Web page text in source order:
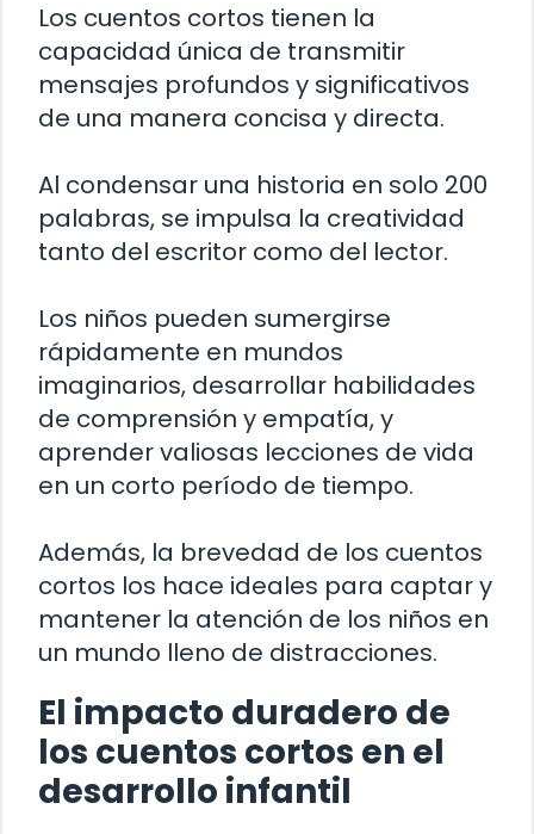
Los cuentos cortos tienen la
capacidad única de transmitir
mensajes profundos y significativos
de una manera concisa y directa.
Al condensar una historia en solo 200
palabras, se impulsa la creatividad
tanto del escritor como del lector.
Los niños pueden sumergirse
rápidamente en mundos
imaginarios, desarrollar habilidades
de comprensión y empatía, y
aprender valiosas lecciones de vida
en un corto período de tiempo.
Además, la brevedad de los cuentos
cortos los hace ideales para captar y
mantener la atención de los niños en
un mundo lleno de distracciones.
El impacto duradero de
los cuentos cortos en el
desarrollo infantil